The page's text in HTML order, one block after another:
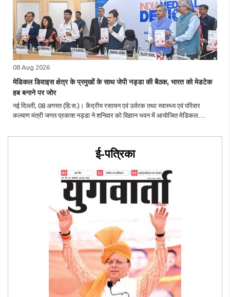
08 Aug 2026
मेडिकल डिवाइस क्षेत्र के प्रमुखों के साथ जेपी नड्डा की बैठक, भारत को मेडटेक
हब बनाने पर जोर
नई दिल्ली, 08 अगस्त (हि.स.)। केंद्रीय रसायन एवं उर्वरक तथा स्वास्थ्य एवं परिवार
कल्याण मंत्री जगत प्रकाश नड्डा ने शनिवार को विज्ञान भवन में आयोजित मेडिकल
ई-पत्रिका